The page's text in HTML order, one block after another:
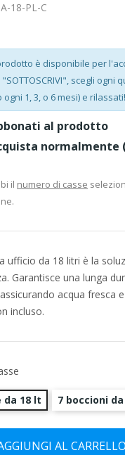
18-PL-C
è disponibile per
scegli ogni
ogni 1, 3, o 6 mesi) e
al prodotto
normalmente
il numero di casse
ufficio da 18 litri è la
Garantisce una lunga
acqua fresca
incluso.
da 18 lt 7 boccioni
AL CARRELLO